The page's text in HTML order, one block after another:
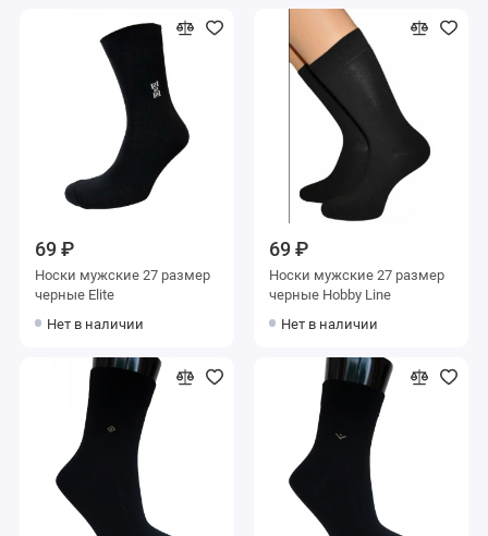
69 ₽
Носки мужские 27 размер
черные Elite
Нет в наличии
69 ₽
Носки мужские 27 размер
черные Hobby Line
Нет в наличии